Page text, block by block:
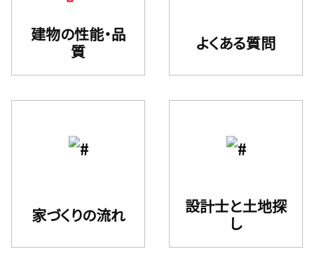
建物の性能・品
質
よくある質問
家づくりの流れ
設計⼠と⼟地探
し